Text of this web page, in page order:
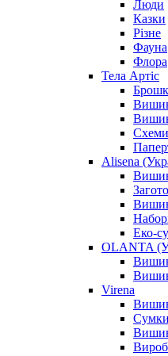
Люди
Казки
Різне
Фауна
Флора
Тела Артіс
Alisena
Еко-
OLANTA
Virena
Сумки